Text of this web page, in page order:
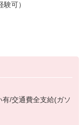
可）
事。
寄り添う介護ができ
/交通費全支給(ガソ